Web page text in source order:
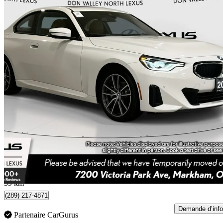
2023 BMW 2 Series
230i Coupe xDrive AWD 43 423 km
37 395 $ Bonne
656 $/mois env.
Markham, ON
59 km
(289) 217-4871
Partenaire CarGurus
Demande d’info